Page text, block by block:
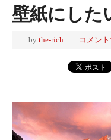
壁紙にした
by the-rich コメン